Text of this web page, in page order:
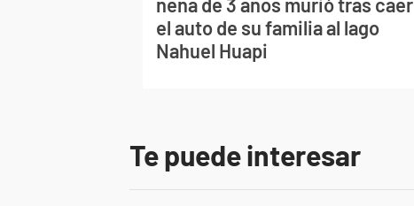
el auto de su familia al lago
Nahuel Huapi
Te puede interesar